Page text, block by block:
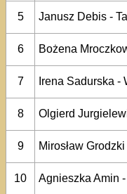
5
Janusz Debis -
6
Bożena
7
Irena Sadurska -
8
Olgierd
9
Mirosław
10
Agnieszka Amin -